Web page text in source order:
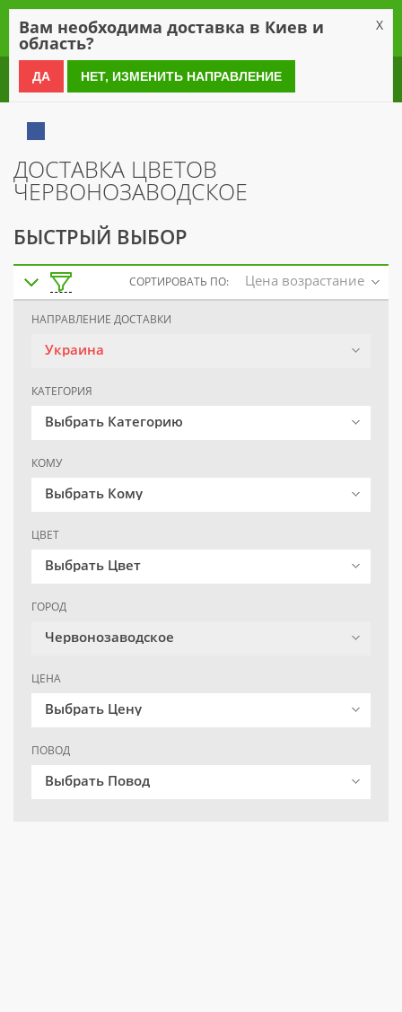
0 800 21 54 55
ДОСТАВКА ЦВЕТОВ
ЧЕРВОНОЗАВОДСКОЕ
БЫСТРЫЙ ВЫБОР
СОРТИРОВАТЬ ПО: Цена возрастание
НАПРАВЛЕНИЕ ДОСТАВКИ
Украина
КАТЕГОРИЯ
Выбрать Категорию
КОМУ
Выбрать Кому
ЦВЕТ
Выбрать Цвет
ГОРОД
Червонозаводское
ЦЕНА
Выбрать Цену
ПОВОД
Выбрать Повод
Вам необходима доставка в Киев и
область?
X
ДА НЕТ, ИЗМЕНИТЬ НАПРАВЛЕНИЕ